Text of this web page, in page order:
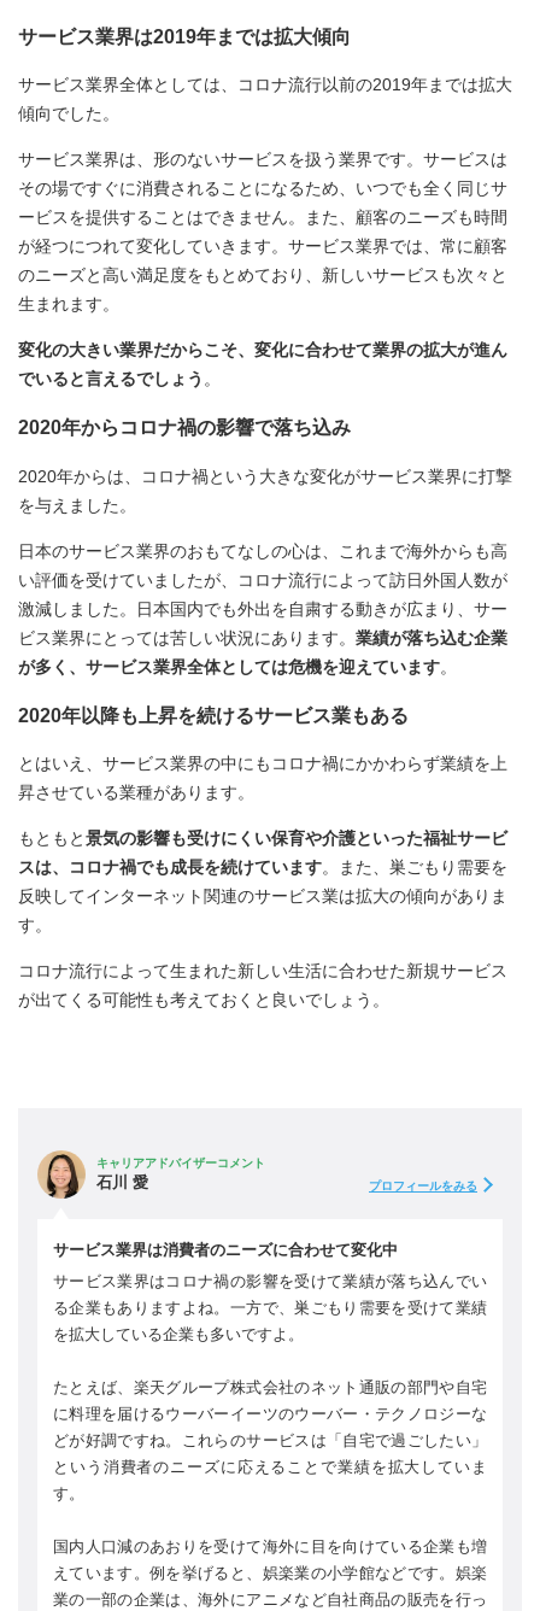
サービス業界は2019年までは拡大傾向
サービス業界全体としては、コロナ流行以前の2019年までは拡大
傾向でした。
サービス業界は、形のないサービスを扱う業界です。サービスは
その場ですぐに消費されることになるため、いつでも全く同じサ
ービスを提供することはできません。また、顧客のニーズも時間
が経つにつれて変化していきます。サービス業界では、常に顧客
のニーズと高い満足度をもとめており、新しいサービスも次々と
生まれます。
変化の大きい業界だからこそ、変化に合わせて業界の拡大が進ん
でいると言えるでしょう 。
2020年からコロナ禍の影響で落ち込み
2020年からは、コロナ禍という大きな変化がサービス業界に打撃
を与えました。
日本のサービス業界のおもてなしの心は、これまで海外からも高
い評価を受けていましたが、コロナ流行によって訪日外国人数が
激減しました。日本国内でも外出を自粛する動きが広まり、サー
ビス業界にとっては苦しい状況にあります。 業績が落ち込む企業
が多く、サービス業界全体としては危機を迎えています。
2020年以降も上昇を続けるサービス業もある
とはいえ、サービス業界の中にもコロナ禍にかかわらず業績を上
昇させている業種があります。
もともと景気の影響も受けにくい保育や介護といった福祉サービ
スは、コロナ禍でも成長を続けています。また、巣ごもり需要を
反映してインターネット関連のサービス業は拡大の傾向がありま
す。
コロナ流行によって生まれた新しい生活に合わせた新規サービス
が出てくる可能性も考えておくと良いでしょう。
キャリアアドバイザーコメント
石川 愛 プロフィールをみる
サービス業界は消費者のニーズに合わせて変化中
サービス業界はコロナ禍の影響を受けて業績が落ち込んでい
る企業もありますよね。一方で、巣ごもり需要を受けて業績
を拡大している企業も多いですよ。
たとえば、楽天グループ株式会社のネット通販の部門や自宅
に料理を届けるウーバーイーツのウーバー・テクノロジーな
どが好調ですね。これらのサービスは「自宅で過ごしたい」
という消費者のニーズに応えることで業績を拡大していま
す。
国内人口減のあおりを受けて海外に目を向けている企業も増
えています。例を挙げると、娯楽業の小学館などです。娯楽
業の一部の企業は、海外にアニメなど自社商品の販売を行っ